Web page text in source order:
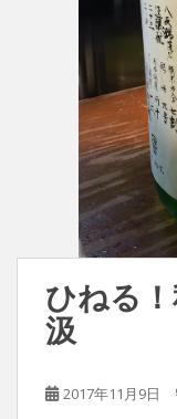
ひねる
汲
2017年11月9日